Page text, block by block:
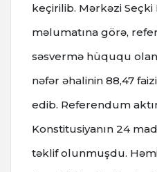
keçirilib. Mərkəzi Seçki
məlumatına görə,
səsvermə hüququ
nəfər əhalinin 88,47
edib. Referendum
Konstitusiyanın 24
təklif olunmuşdu.